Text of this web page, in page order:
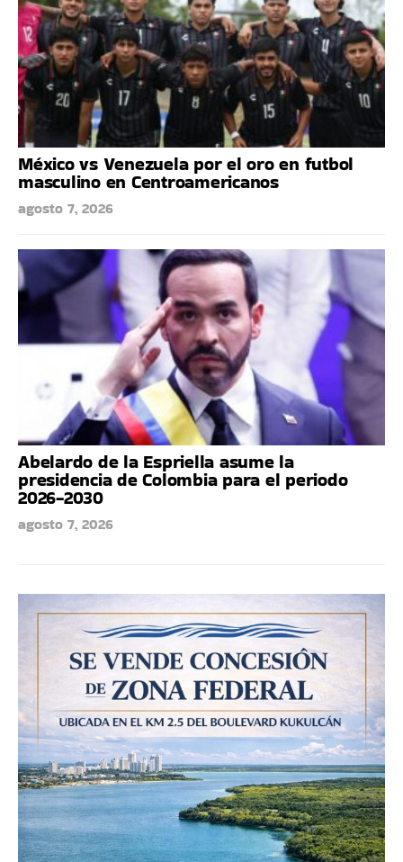
México vs Venezuela por el oro en futbol
masculino en Centroamericanos
agosto 7, 2026
Abelardo de la Espriella asume la
presidencia de Colombia para el periodo
2026-2030
agosto 7, 2026